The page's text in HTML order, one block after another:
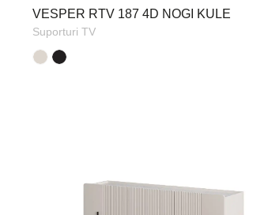
VESPER RTV 187 4D NOGI KULE
Suporturi TV